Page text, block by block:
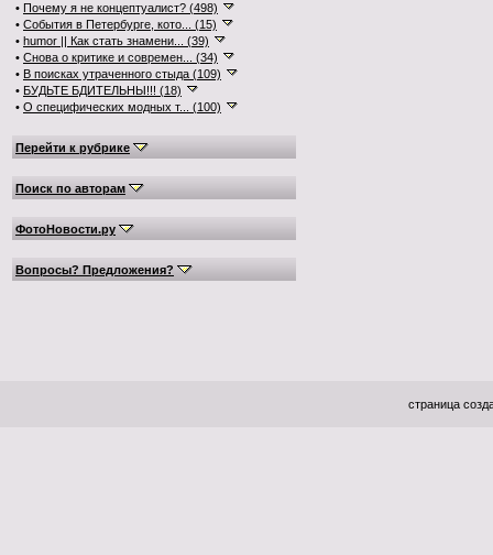
• Почему я не концептуалист? (498)
• События в Петербурге, кото... (15)
• humor || Как стать знамени... (39)
• Снова о критике и современ... (34)
• В поисках утраченного стыда (109)
• БУДЬТЕ БДИТЕЛЬНЫ!!! (18)
• О специфических модных т... (100)
Перейти к рубрике
Поиск по авторам
ФотоНовости.ру
Вопросы? Предложения?
страница